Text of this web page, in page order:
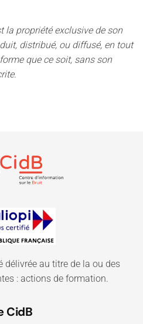
la propriété exclusive de son
distribué, ou diffusé, en tout
que ce soit, sans son
délivrée au titre de la ou des
: actions de formation.
CidB